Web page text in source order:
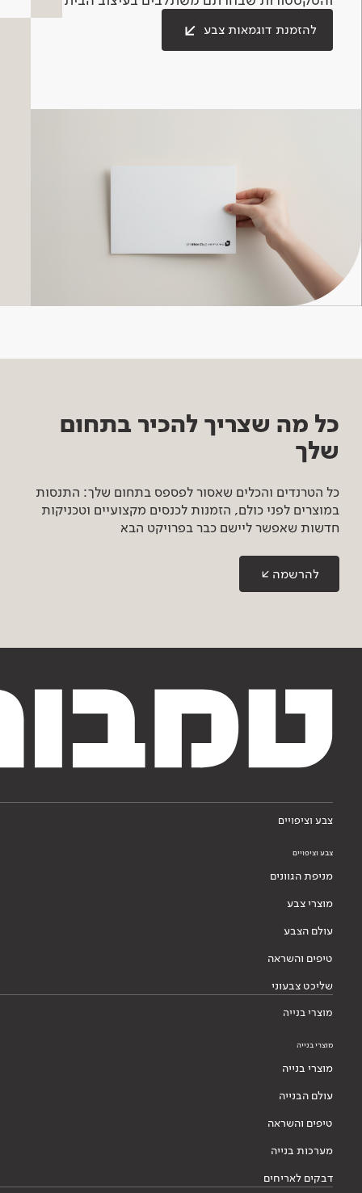
להזמנת דוגמאות צבע
כל מה שצריך להכיר בתחום
שלך
כל הטרנדים והכלים שאסור לפספס בתחום שלך: התנסות
במוצרים לפני כולם, הזמנות לכנסים מקצועיים וטכניקות
חדשות שאפשר ליישם כבר בפרויקט הבא
להרשמה
צבע וציפויים
צבע וציפויים
מניפת הגוונים
מוצרי צבע
עולם הצבע
טיפים והשראה
שליכט צבעוני
מוצרי בנייה
מוצרי בנייה
מוצרי בנייה
עולם הבנייה
טיפים והשראה
מערכות בנייה
דבקים לאריחים